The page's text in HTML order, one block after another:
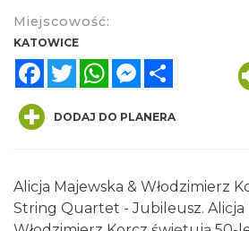
0.00 km
Henryk Miśkiewicz – 75 lat
Katowice
0.00 km
Miejscowość:
KATOWICE
FacebookTwitterWhatsAppMessenger
DODAJ DO PLANERA
Alicja Majewska & Włodzimierz
String Quartet - Jubileusz. Alicja